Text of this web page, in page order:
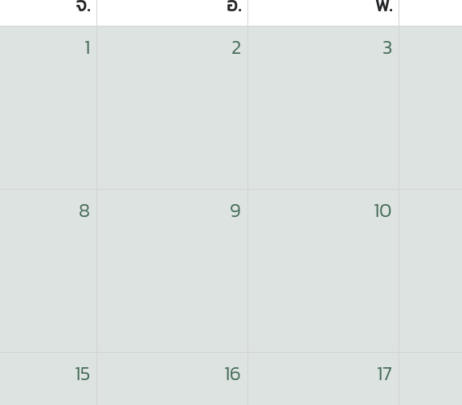
1 2 3
8 9 10
15 16 17